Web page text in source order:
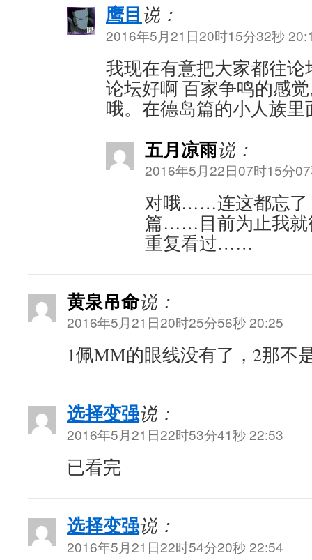
鹰目 说：
2016年5月21日20时15分32秒
我现在有意把大家都往
论坛好啊 百家争鸣的感
哦。在德岛篇的小人族
五月凉雨说：
2016年5月22日07时15分
对哦……连这都忘了
篇……目前为止我就
重复看过……
黄泉吊命说：
2016年5月21日20时25分56秒 20:25
1佩MM的眼线没有了，2那不
选择变强说：
2016年5月21日22时53分41秒 22:53
已看完
选择变强说：
2016年5月21日22时54分20秒 22:54